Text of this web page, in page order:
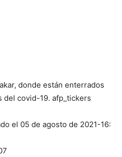
donde están enterrados
del covid-19. afp_tickers
el 05 de agosto de 2021-16: